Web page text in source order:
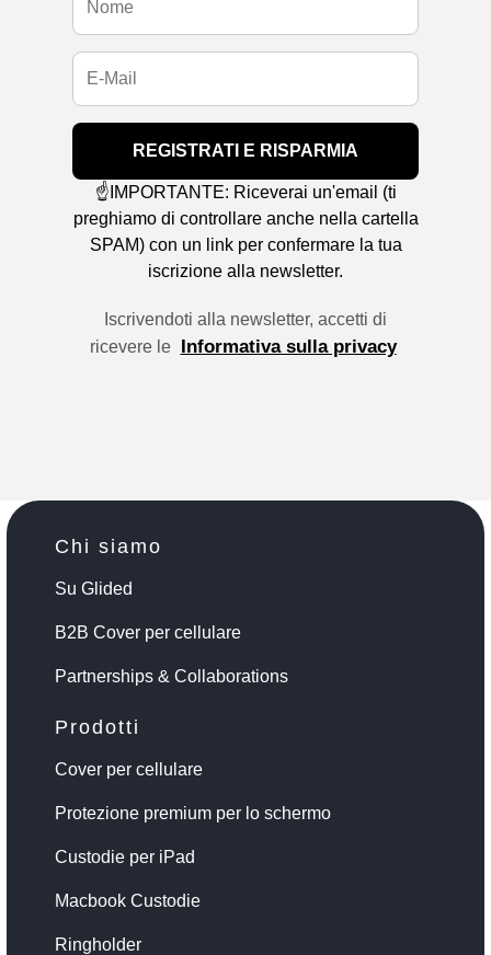
REGISTRATI E RISPARMIA
☝️IMPORTANTE: Riceverai un'email (ti
preghiamo di controllare anche nella cartella
SPAM) con un link per confermare la tua
iscrizione alla newsletter.
Iscrivendoti alla newsletter, accetti di
ricevere le Informativa sulla privacy
Chi siamo
Su Glided
B2B Cover per cellulare
Partnerships & Collaborations
Prodotti
Cover per cellulare
Protezione premium per lo schermo
Custodie per iPad
Macbook Custodie
Ringholder